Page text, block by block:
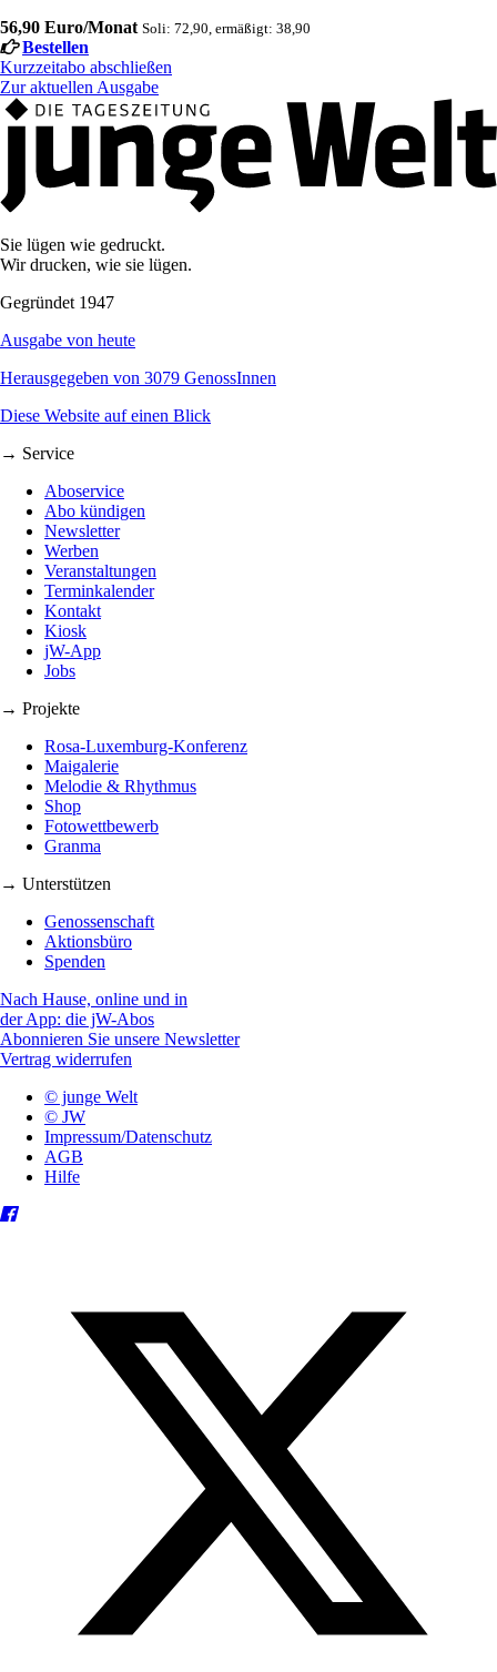
56,90 Euro/Monat Soli: 72,90, ermäßigt: 38,90
Bestellen
Kurzzeitabo abschließen
Zur aktuellen Ausgabe
Sie lügen wie gedruckt.
Wir drucken, wie sie lügen.
Gegründet 1947
Ausgabe von heute
Herausgegeben von 3079 GenossInnen
Diese Website auf einen Blick
→ Service
Aboservice
Abo kündigen
Newsletter
Werben
Veranstaltungen
Terminkalender
Kontakt
Kiosk
jW-App
Jobs
→ Projekte
Rosa-Luxemburg-Konferenz
Maigalerie
Melodie & Rhythmus
Shop
Fotowettbewerb
Granma
→ Unterstützen
Genossenschaft
Aktionsbüro
Spenden
Nach Hause, online und in
der App: die jW-Abos
Abonnieren Sie unsere Newsletter
Vertrag widerrufen
© junge Welt
© JW
Impressum/Datenschutz
AGB
Hilfe